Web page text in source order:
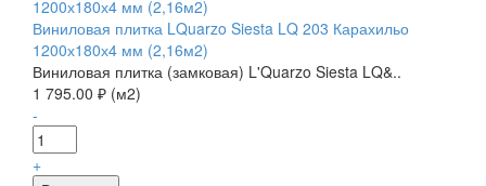
Виниловая плитка LQuarzo Siesta LQ 203 Карахильо
1200х180х4 мм (2,16м2)
Виниловая плитка (замковая) L'Quarzo Siesta LQ&..
1 795.00 ₽ (м2)
-
+